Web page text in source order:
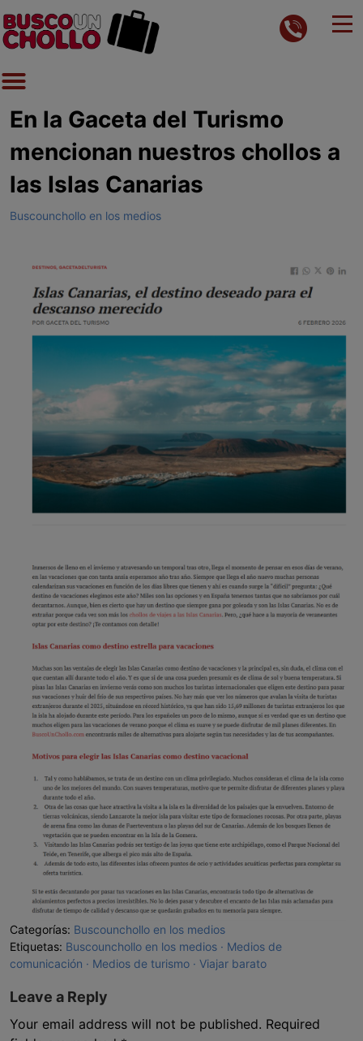
En la Gaceta del Turismo
mencionan nuestros chollos a
las Islas Canarias
Buscounchollo en los medios
Categorías: Buscounchollo en los medios
Etiquetas: Buscounchollo en los medios
Medios de
comunicación
Medios de turismo Viajar barato
Leave a Reply
Your email address will not be published. Required